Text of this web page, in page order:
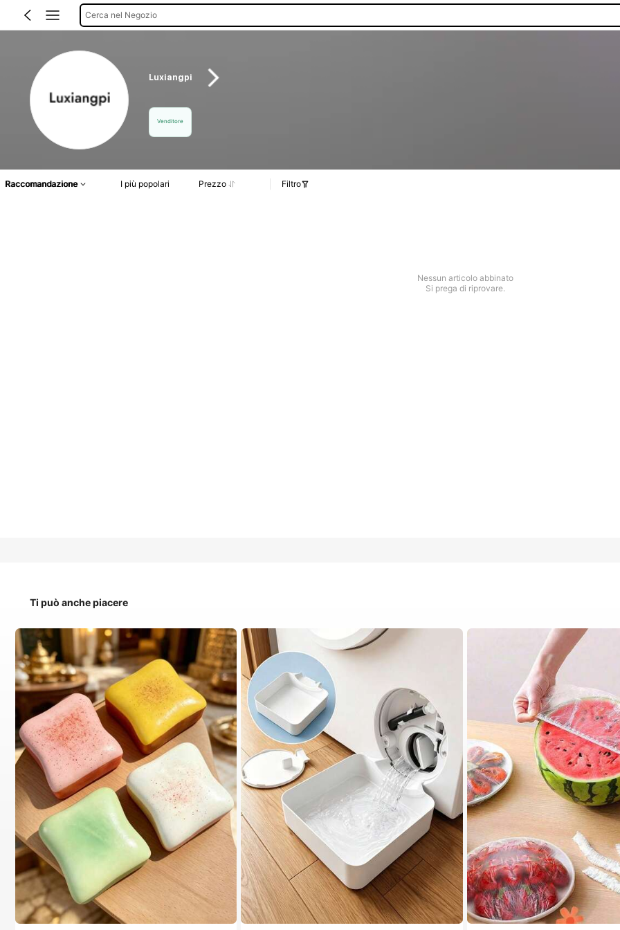
Cerca nel Negozio
Luxiangpi
Venditore
Raccomandazione I più popolari Prezzo Filtro
Nessun articolo abbinato
Si prega di riprovare.
Ti può anche piacere